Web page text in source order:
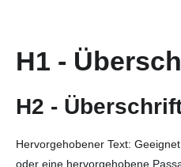
H1 -
H2 -
Hervorgehobener Text:
oder eine hervorgehobene